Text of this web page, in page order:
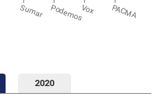
Sumar PodemosVox PACMA
2020